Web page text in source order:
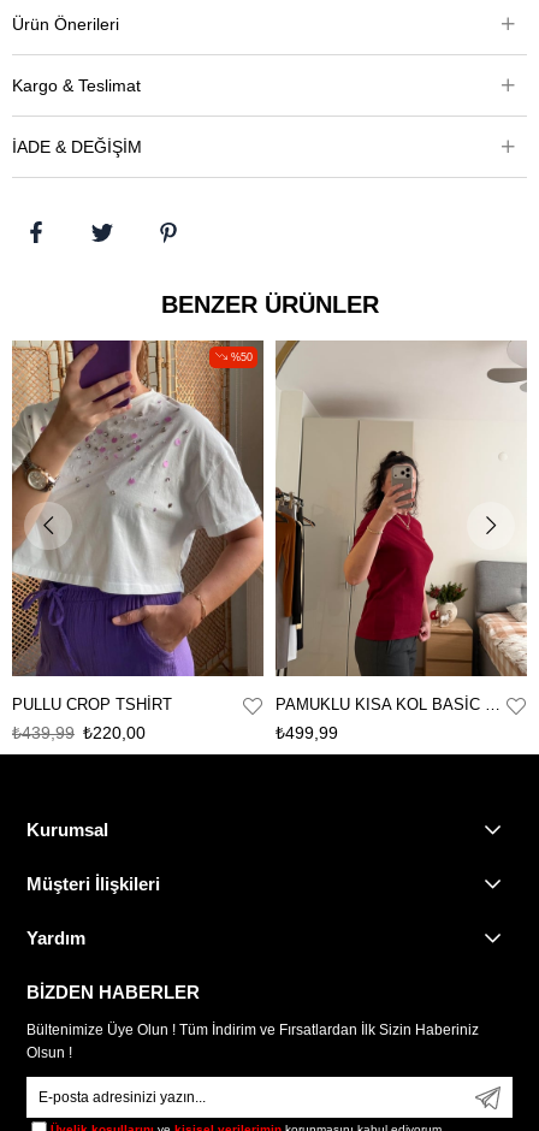
Ürün Önerileri
Kargo & Teslimat
İADE & DEĞİŞİM
BENZER ÜRÜNLER
PULLU CROP TSHİRT
₺220,00
₺439,99
%50
PAMUKLU KISA KOL BASİC TSHİRT
₺499,99
Kurumsal
Müşteri İlişkileri
Yardım
BİZDEN HABERLER
Bültenimize Üye Olun ! Tüm İndirim ve Fırsatlardan İlk Sizin Haberiniz
Olsun !